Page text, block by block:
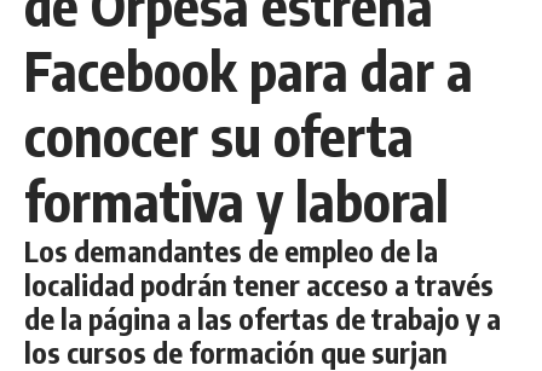
Facebook para dar a
conocer su oferta
formativa y laboral
Los demandantes de empleo de la
localidad podrán tener acceso a través
de la página a las ofertas de trabajo y a
los cursos de formación que surjan